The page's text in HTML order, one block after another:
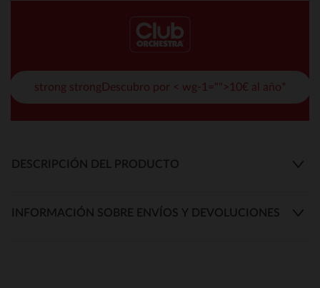
strong strongDescubro por < wg-1="">10€ al año*
DESCRIPCIÓN DEL PRODUCTO
INFORMACIÓN SOBRE ENVÍOS Y DEVOLUCIONES